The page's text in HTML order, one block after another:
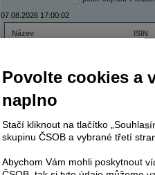
07.08.2026 17:00:02
Název
ISIN
ERSTE BANK
TMR
AD index - vývoj
Region
Povolte cookies a
naplno
Stačí kliknout na tlačítko
skupinu ČSOB a vybrané třetí
Abychom Vám mohli poskytnout